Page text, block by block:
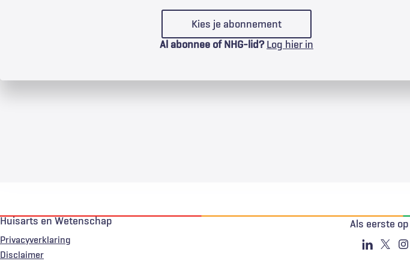
Kies je abonnement
Al abonnee of NHG-lid? Log hier in
Huisarts en Wetenschap
Privacyverklaring
Disclaimer
Als eerste